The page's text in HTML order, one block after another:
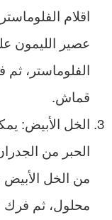
اقلام
عصير الليمون
الفلوماستر،
قماش.
الخل الأبيض:
الحبر من
من الخل
محلول، ثم فرك